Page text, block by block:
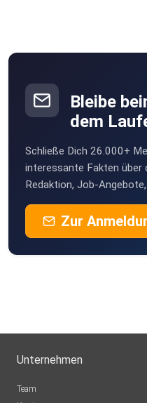
Bleibe
dem
Schließe Dich 26.000+
interessante Fakten über
Redaktion, Job-
Zur
Unternehmen
Team